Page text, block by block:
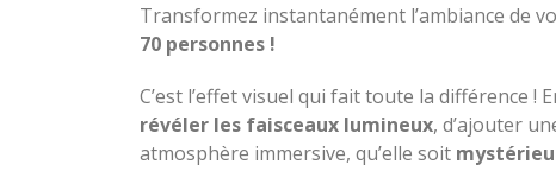
Transformez instantanément l’ambiance de
70 personnes !
C’est l’effet visuel qui fait toute la différence
révéler les faisceaux lumineux, d’ajouter
atmosphère immersive, qu’elle soit